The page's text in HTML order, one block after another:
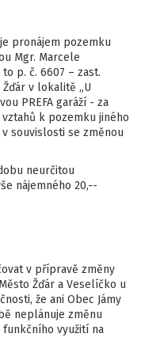
pronájem pozemku
Mgr. Marcele
p. č. 6607 – zast.
v lokalitě „U
PREFA garáží - za
k pozemku jiného
souvislosti se změnou
neurčitou
nájemného 20,--
v přípravě změny
Žďár a Veselíčko u
že ani Obec Jámy
neplánuje změnu
využití na